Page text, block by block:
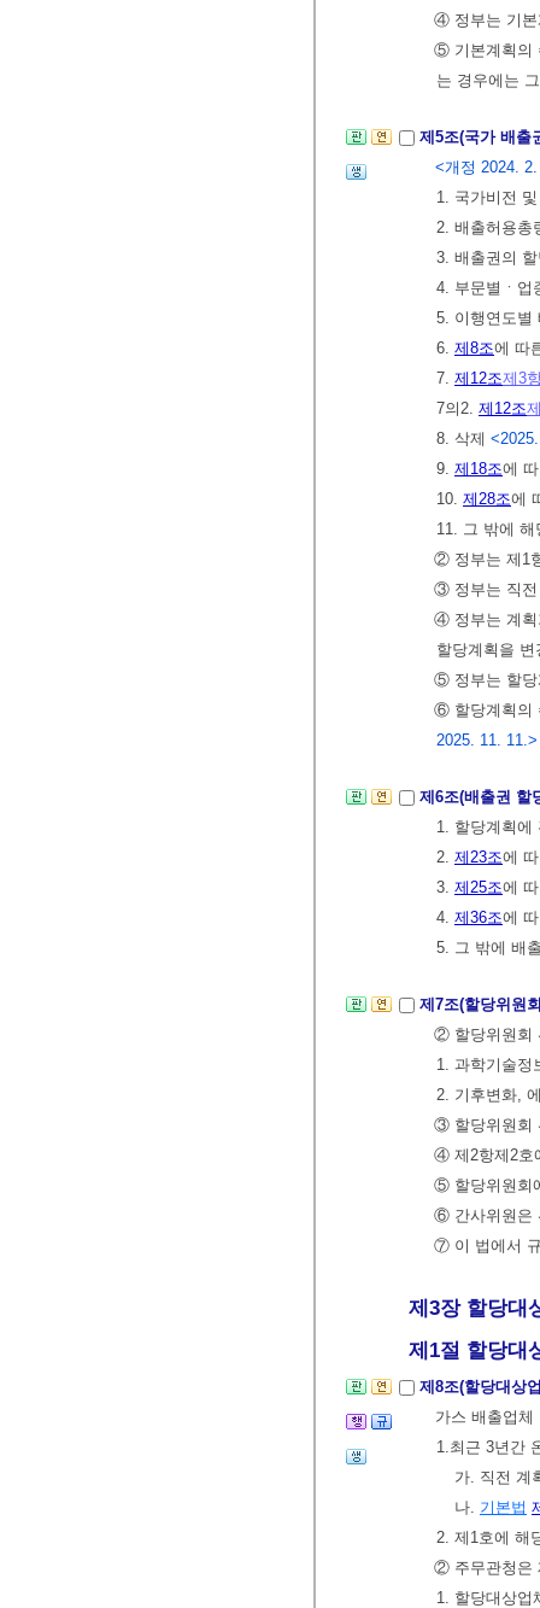
④ 정부는 기본
⑤ 기본계획의
는 경우에는
제5조(국가 배출
<개정 2024.
1. 국가비전
2. 배출허용총
3. 배출권의
4. 부문별ㆍ업
5. 이행연도별
6. 제8조에 따
7. 제12조제3
7의2. 제12조
8. 삭제
9. 제18조에
10. 제28조에
11. 그 밖에
② 정부는 제1
③ 정부는 직전
④ 정부는 계획
할당계획을
⑤ 정부는 할당
⑥ 할당계획의
2025. 11. 11.>
제6조(배출권 할
1. 할당계획에
2. 제23조에
3. 제25조에
4. 제36조에
5. 그 밖에 배
제7조(할당위원
② 할당위원회
1. 과학기술정
2. 기후변화,
③ 할당위원회
④ 제2항제2호
⑤ 할당위원회
⑥ 간사위원은
⑦ 이 법에서
제3장 할당대상
제1절 할당대상
제8조(할당대상
가스 배출업체
1.최근 3년간
가. 직전 계
나. 기본법
2. 제1호에 해
② 주무관청은
1. 할당대상업